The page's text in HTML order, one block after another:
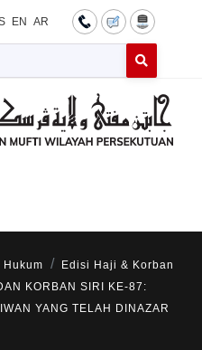
EN AR
Cari
Hukum
Edisi Haji & Korban
KORBAN SIRI KE-87:
YANG TELAH DINAZAR